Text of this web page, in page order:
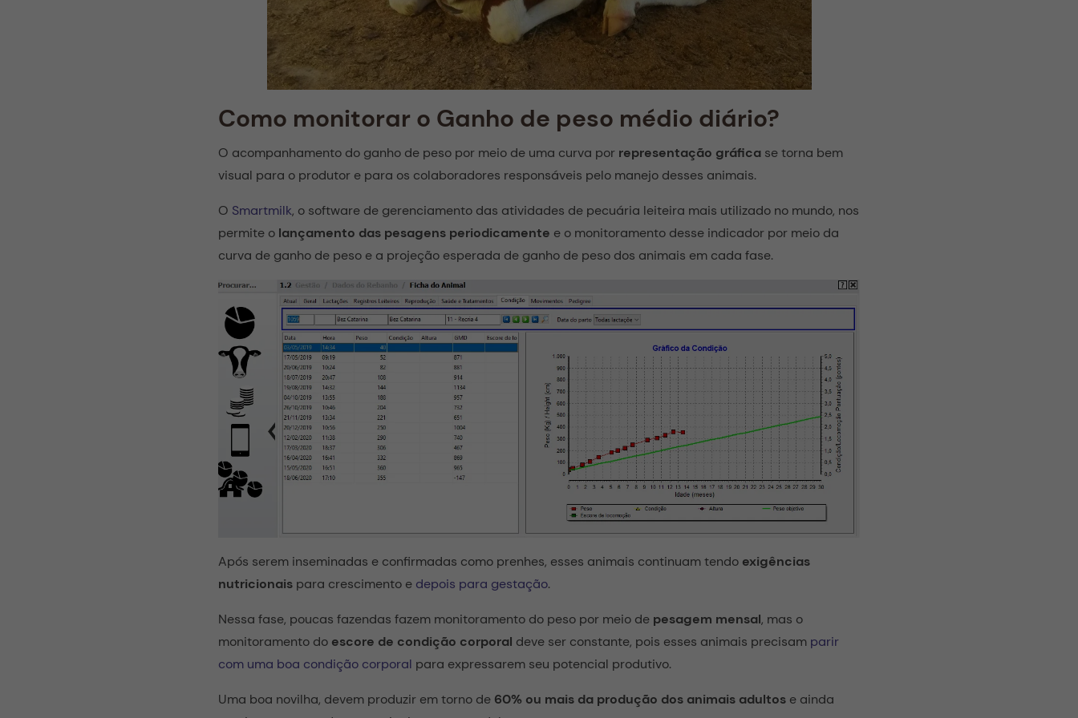
Como monitorar o Ganho de peso médio diário?
O acompanhamento do ganho de peso por meio de uma curva por representação gráfica se torna bem
visual para o produtor e para os colaboradores responsáveis pelo manejo desses animais.
O Smartmilk, o software de gerenciamento das atividades de pecuária leiteira mais utilizado no mundo, nos
permite o lançamento das pesagens periodicamente e o monitoramento desse indicador por meio da
curva de ganho de peso e a projeção esperada de ganho de peso dos animais em cada fase.
Após serem inseminadas e confirmadas como prenhes, esses animais continuam tendo exigências
nutricionais para crescimento e depois para gestação.
Nessa fase, poucas fazendas fazem monitoramento do peso por meio de pesagem mensal, mas o
monitoramento do escore de condição corporal deve ser constante, pois esses animais precisam parir
com uma boa condição corporal para expressarem seu potencial produtivo.
Uma boa novilha, devem produzir em torno de 60% ou mais da produção dos animais adultos e ainda